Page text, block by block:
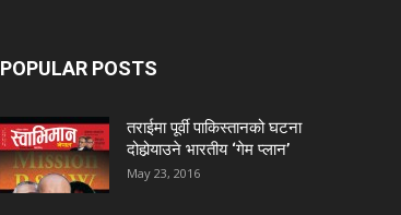
POPULAR POSTS
तराईमा पूर्वी पाकिस्तानको घटना
दोहोर्‍याउने भारतीय ‘गेम प्लान’
May 23, 2016